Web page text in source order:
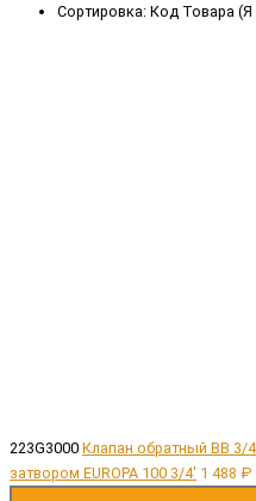
Сортировка: Код Товара (Я
223G3000 Клапан обратный ВВ 3/
затвором EUROPA 100 3/4' 1 488 ₽